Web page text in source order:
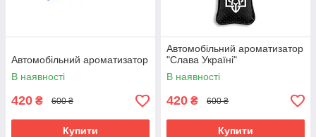
Автомобільний ароматизатор
В наявності
420 ₴ 600 ₴
Купити
Автомобільний ароматизатор
"Слава Україні"
В наявності
420 ₴ 600 ₴
Купити